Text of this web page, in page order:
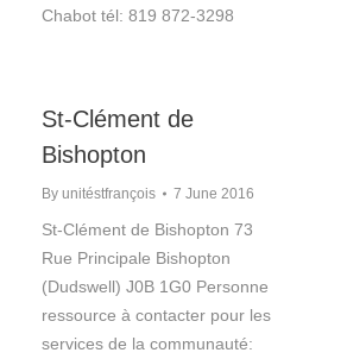
Chabot tél: 819 872-3298
St-Clément de
Bishopton
By unitéstfrançois 7 June 2016
St-Clément de Bishopton 73
Rue Principale Bishopton
(Dudswell) J0B 1G0 Personne
ressource à contacter pour les
services de la communauté: